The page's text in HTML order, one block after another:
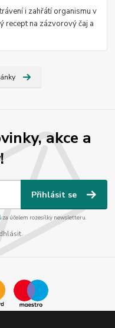
i zahřátí organismu v
recept na zázvorový čaj a
akce a
Přihlásit se
za účelem rozesílky newsletteru.